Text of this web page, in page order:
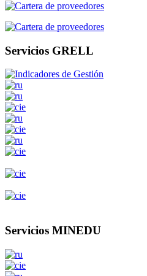
Servicios GRELL
Servicios MINEDU